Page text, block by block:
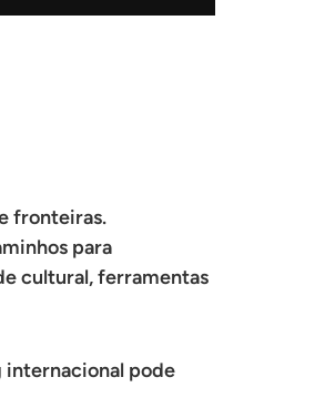
fronteiras.
para
cultural, ferramentas
internacional pode